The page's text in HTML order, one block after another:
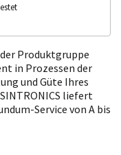
Produktgruppe
in Prozessen der
und Güte Ihres
liefert
Service von A bis